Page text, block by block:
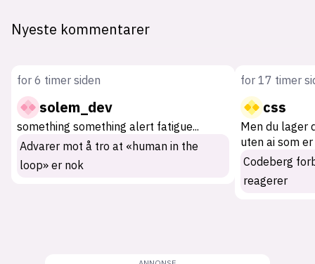
Nyeste kommentarer
for 6 timer siden
solem_dev
something something alert fatigue...
Advarer mot å tro at «human in the
loop» er nok
for 17 timer
css
Men du lager
uten ai som
Codeberg
reagerer